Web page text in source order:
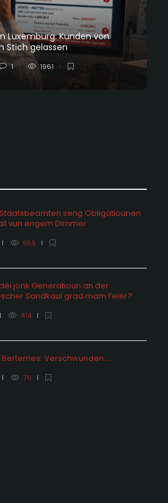
Luxemburg: Kunden von
Stich gelassen
1 1961
seng Obligatiounen
vun engem Dimmer
559
jonk Generatioun an der
Sandkaul grad mam Feier?
414
Bertemes: Verschwunden….
711